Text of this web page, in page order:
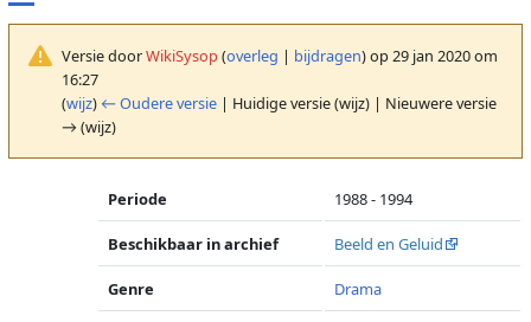
Versie doorWikiSysop (overleg | bijdragen)op 29 jan 2020 om
16:27
(wijz) ← Oudere versie| Huidige versie (wijz) | Nieuwere versie
→ (wijz)
Periode 1988 - 1994
Beschikbaar in archief Beeld en Geluid
Genre Drama